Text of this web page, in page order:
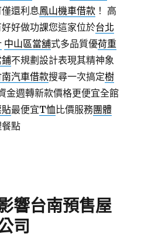
還利息鳳山機車借款 ！ 高
好做功課您這家位於台北
中山區當舖式多品質優荷重
不規劃設計表現其精神象
南汽車借款搜尋一次搞定樹
金週轉新款價格更便宜全館
最便宜T恤比價服務團體
點
響台南預售屋
司